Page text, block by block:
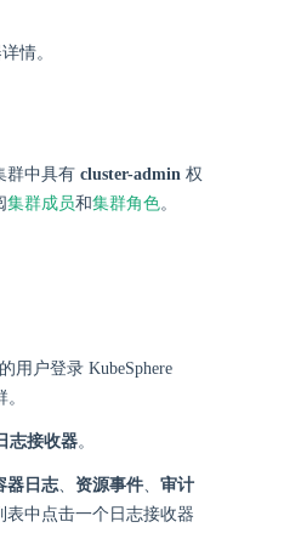
情。
群中具有 cluster-admin 权
集群成员和集群角色。
用户登录 KubeSphere
志接收器。
器日志、 资源事件、 审计
表中点击一个日志接收器